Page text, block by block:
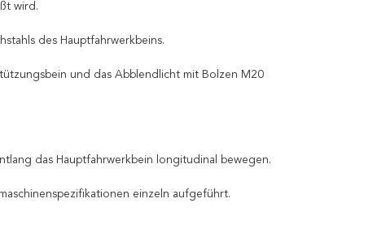
wird.
des Hauptfahrwerkbeins.
und das Abblendlicht mit Bolzen M20
das Hauptfahrwerkbein longitudinal bewegen.
einzeln aufgeführt.